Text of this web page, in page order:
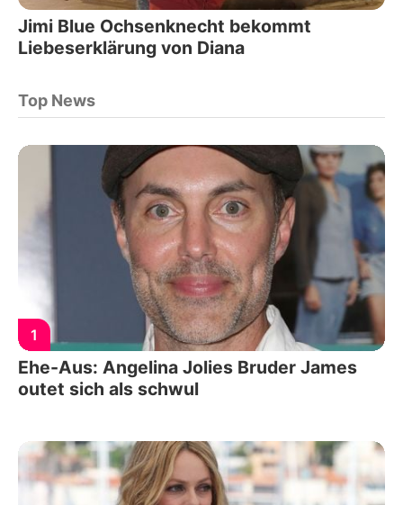
Jimi Blue Ochsenknecht bekommt
Liebeserklärung von Diana
Top News
1
Ehe-Aus: Angelina Jolies Bruder James
outet sich als schwul